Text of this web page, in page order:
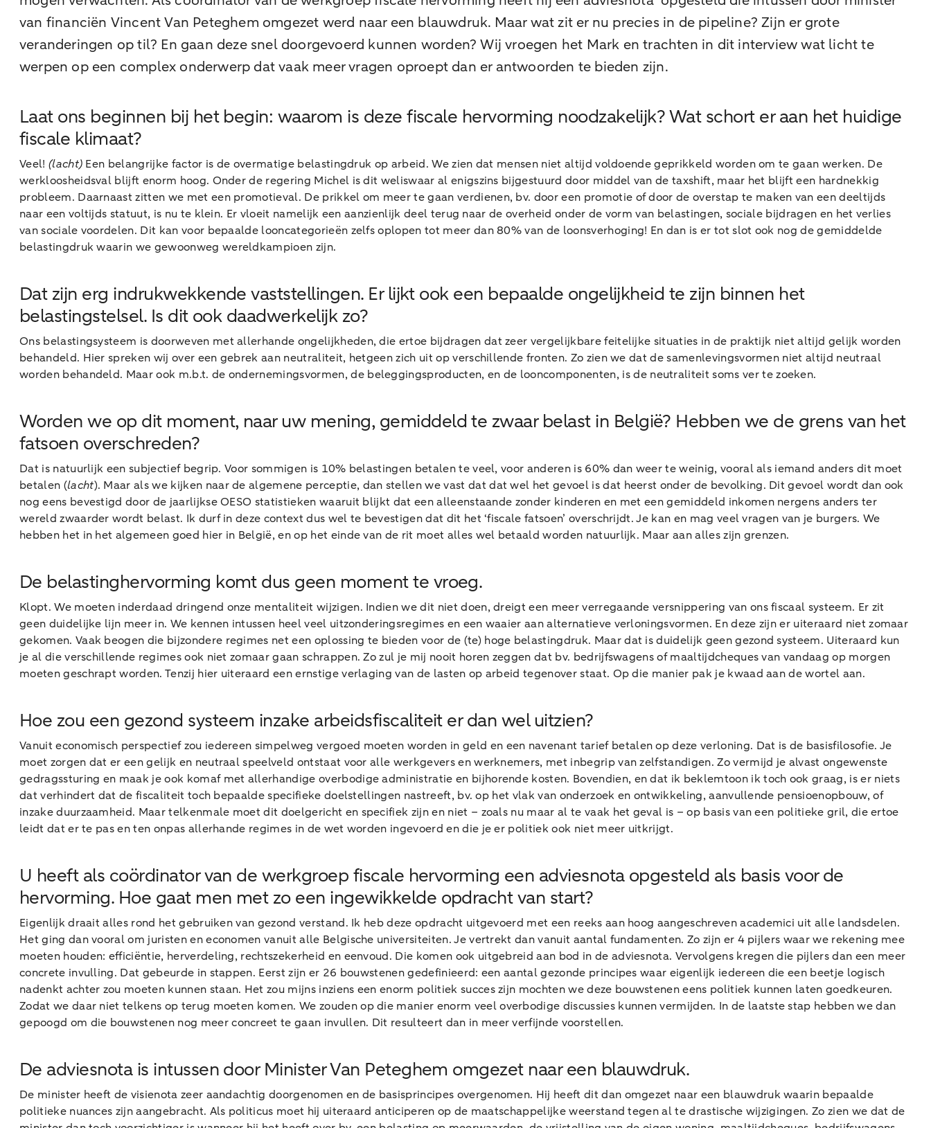
van financiën Vincent Van Peteghem omgezet werd naar een blauwdruk. Maar wat zit er nu precies in de pipeline? Zijn er grote
veranderingen op til? En gaan deze snel doorgevoerd kunnen worden? Wij vroegen het Mark en trachten in dit interview wat licht te
werpen op een complex onderwerp dat vaak meer vragen oproept dan er antwoorden te bieden zijn.
Laat ons beginnen bij het begin: waarom is deze fiscale hervorming noodzakelijk? Wat schort er aan het huidige
fiscale klimaat?
Veel! (lacht) Een belangrijke factor is de overmatige belastingdruk op arbeid. We zien dat mensen niet altijd voldoende geprikkeld worden om te gaan werken. De
werkloosheidsval blijft enorm hoog. Onder de regering Michel is dit weliswaar al enigszins bijgestuurd door middel van de taxshift, maar het blijft een hardnekkig
probleem. Daarnaast zitten we met een promotieval. De prikkel om meer te gaan verdienen, bv. door een promotie of door de overstap te maken van een deeltijds
naar een voltijds statuut, is nu te klein. Er vloeit namelijk een aanzienlijk deel terug naar de overheid onder de vorm van belastingen, sociale bijdragen en het verlies
van sociale voordelen. Dit kan voor bepaalde looncategorieën zelfs oplopen tot meer dan 80% van de loonsverhoging! En dan is er tot slot ook nog de gemiddelde
belastingdruk waarin we gewoonweg wereldkampioen zijn.
Dat zijn erg indrukwekkende vaststellingen. Er lijkt ook een bepaalde ongelijkheid te zijn binnen het
belastingstelsel. Is dit ook daadwerkelijk zo?
Ons belastingsysteem is doorweven met allerhande ongelijkheden, die ertoe bijdragen dat zeer vergelijkbare feitelijke situaties in de praktijk niet altijd gelijk worden
behandeld. Hier spreken wij over een gebrek aan neutraliteit, hetgeen zich uit op verschillende fronten. Zo zien we dat de samenlevingsvormen niet altijd neutraal
worden behandeld. Maar ook m.b.t. de ondernemingsvormen, de beleggingsproducten, en de looncomponenten, is de neutraliteit soms ver te zoeken.
Worden we op dit moment, naar uw mening, gemiddeld te zwaar belast in België? Hebben we de grens van het
fatsoen overschreden?
Dat is natuurlijk een subjectief begrip. Voor sommigen is 10% belastingen betalen te veel, voor anderen is 60% dan weer te weinig, vooral als iemand anders dit moet
betalen (lacht). Maar als we kijken naar de algemene perceptie, dan stellen we vast dat dat wel het gevoel is dat heerst onder de bevolking. Dit gevoel wordt dan ook
nog eens bevestigd door de jaarlijkse OESO statistieken waaruit blijkt dat een alleenstaande zonder kinderen en met een gemiddeld inkomen nergens anders ter
wereld zwaarder wordt belast. Ik durf in deze context dus wel te bevestigen dat dit het ‘fiscale fatsoen’ overschrijdt. Je kan en mag veel vragen van je burgers. We
hebben het in het algemeen goed hier in België, en op het einde van de rit moet alles wel betaald worden natuurlijk. Maar aan alles zijn grenzen.
De belastinghervorming komt dus geen moment te vroeg.
Klopt. We moeten inderdaad dringend onze mentaliteit wijzigen. Indien we dit niet doen, dreigt een meer verregaande versnippering van ons fiscaal systeem. Er zit
geen duidelijke lijn meer in. We kennen intussen heel veel uitzonderingsregimes en een waaier aan alternatieve verloningsvormen. En deze zijn er uiteraard niet zomaar
gekomen. Vaak beogen die bijzondere regimes net een oplossing te bieden voor de (te) hoge belastingdruk. Maar dat is duidelijk geen gezond systeem. Uiteraard kun
je al die verschillende regimes ook niet zomaar gaan schrappen. Zo zul je mij nooit horen zeggen dat bv. bedrijfswagens of maaltijdcheques van vandaag op morgen
moeten geschrapt worden. Tenzij hier uiteraard een ernstige verlaging van de lasten op arbeid tegenover staat. Op die manier pak je kwaad aan de wortel aan.
Hoe zou een gezond systeem inzake arbeidsfiscaliteit er dan wel uitzien?
Vanuit economisch perspectief zou iedereen simpelweg vergoed moeten worden in geld en een navenant tarief betalen op deze verloning. Dat is de basisfilosofie. Je
moet zorgen dat er een gelijk en neutraal speelveld ontstaat voor alle werkgevers en werknemers, met inbegrip van zelfstandigen. Zo vermijd je alvast ongewenste
gedragssturing en maak je ook komaf met allerhandige overbodige administratie en bijhorende kosten. Bovendien, en dat ik beklemtoon ik toch ook graag, is er niets
dat verhindert dat de fiscaliteit toch bepaalde specifieke doelstellingen nastreeft, bv. op het vlak van onderzoek en ontwikkeling, aanvullende pensioenopbouw, of
inzake duurzaamheid. Maar telkenmale moet dit doelgericht en specifiek zijn en niet – zoals nu maar al te vaak het geval is – op basis van een politieke gril, die ertoe
leidt dat er te pas en ten onpas allerhande regimes in de wet worden ingevoerd en die je er politiek ook niet meer uitkrijgt.
U heeft als coördinator van de werkgroep fiscale hervorming een adviesnota opgesteld als basis voor de
hervorming. Hoe gaat men met zo een ingewikkelde opdracht van start?
Eigenlijk draait alles rond het gebruiken van gezond verstand. Ik heb deze opdracht uitgevoerd met een reeks aan hoog aangeschreven academici uit alle landsdelen.
Het ging dan vooral om juristen en economen vanuit alle Belgische universiteiten. Je vertrekt dan vanuit aantal fundamenten. Zo zijn er 4 pijlers waar we rekening mee
moeten houden: efficiëntie, herverdeling, rechtszekerheid en eenvoud. Die komen ook uitgebreid aan bod in de adviesnota. Vervolgens kregen die pijlers dan een meer
concrete invulling. Dat gebeurde in stappen. Eerst zijn er 26 bouwstenen gedefinieerd: een aantal gezonde principes waar eigenlijk iedereen die een beetje logisch
nadenkt achter zou moeten kunnen staan. Het zou mijns inziens een enorm politiek succes zijn mochten we deze bouwstenen eens politiek kunnen laten goedkeuren.
Zodat we daar niet telkens op terug moeten komen. We zouden op die manier enorm veel overbodige discussies kunnen vermijden. In de laatste stap hebben we dan
gepoogd om die bouwstenen nog meer concreet te gaan invullen. Dit resulteert dan in meer verfijnde voorstellen.
De adviesnota is intussen door Minister Van Peteghem omgezet naar een blauwdruk.
De minister heeft de visienota zeer aandachtig doorgenomen en de basisprincipes overgenomen. Hij heeft dit dan omgezet naar een blauwdruk waarin bepaalde
politieke nuances zijn aangebracht. Als politicus moet hij uiteraard anticiperen op de maatschappelijke weerstand tegen al te drastische wijzigingen. Zo zien we dat de